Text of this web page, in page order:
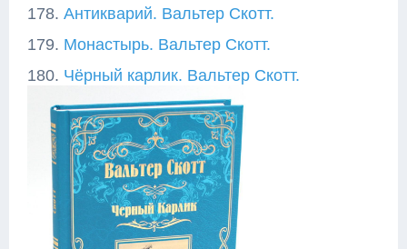
178. Антикварий. Вальтер Скотт.
179. Монастырь. Вальтер Скотт.
180. Чёрный карлик. Вальтер Скотт.